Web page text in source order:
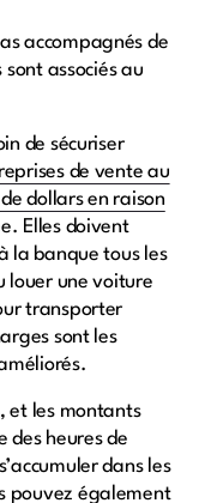
accompagnés de
associés au
de sécuriser
de vente au
dollars en raison
Elles doivent
la banque tous les
louer une voiture
transporter
sont les
et les montants
des heures de
dans les
pouvez également